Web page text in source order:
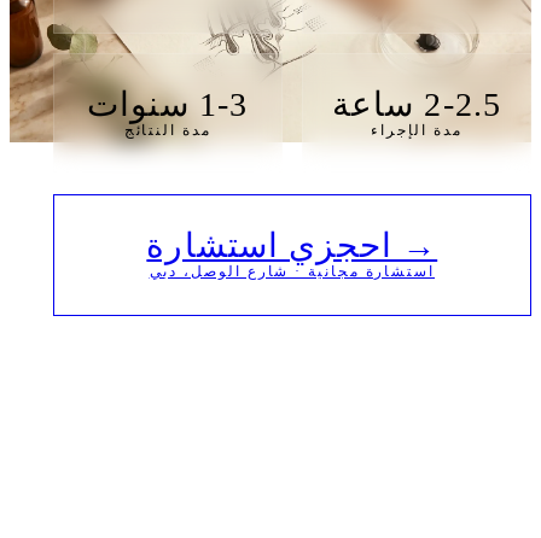
2-2.5 ساعة
مدة الإجراء
1-3 سنوات
مدة النتائج
→ احجزي استشارة
استشارة مجانية · شارع الوصل، دبي